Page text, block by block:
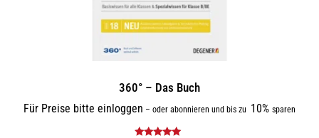
360° – Das Buch
Für Preise bitte einloggen – oder abonnieren und bis zu 10% sparen